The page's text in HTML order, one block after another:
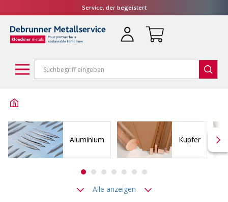
Service, der begeistert
Aluminium Kupfer
Alle anzeigen